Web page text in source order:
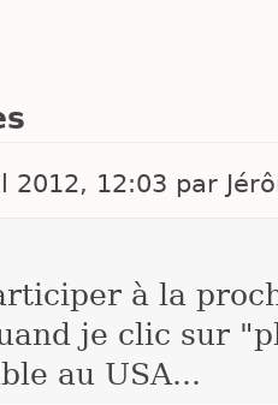
12:03 par
à la
je clic sur
au USA...